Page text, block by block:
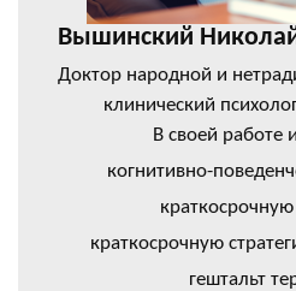
Вышинский
Доктор народной и
клинический
В своей работе
когнитивно-
краткосрочную
гештальт